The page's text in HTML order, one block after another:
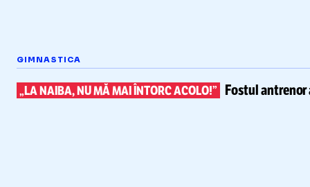
GIMNASTICA
„LA NAIBA, NU MĂ MAI ÎNTORC ACOLO!” Fostul